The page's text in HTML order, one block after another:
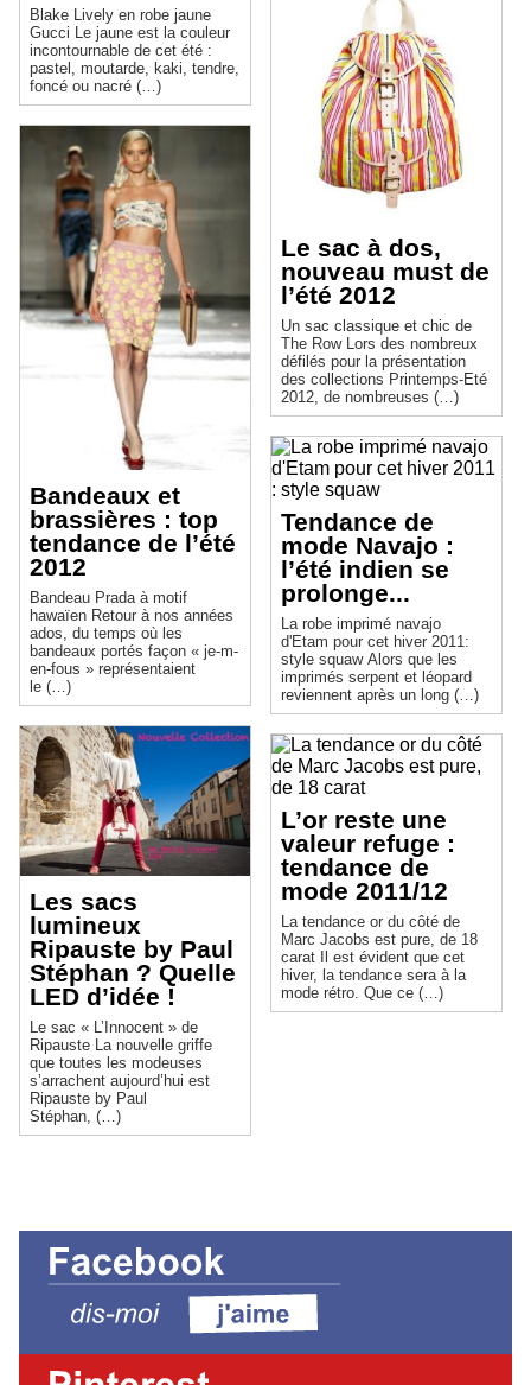
Blake Lively en robe jaune
Gucci Le jaune est la couleur
incontournable de cet été :
pastel, moutarde, kaki, tendre,
foncé ou nacré (…)
Bandeaux et
brassières : top
tendance de l’été
2012
Bandeau Prada à motif
hawaïen Retour à nos années
ados, du temps où les
bandeaux portés façon « je-m-
en-fous » représentaient
le (…)
Les sacs
lumineux
Ripauste by Paul
Stéphan ? Quelle
LED d’idée !
Le sac « L’Innocent » de
Ripauste La nouvelle griffe
que toutes les modeuses
s’arrachent aujourd’hui est
Ripauste by Paul
Stéphan, (…)
Le sac à dos,
nouveau must de
l’été 2012
Un sac classique et chic de
The Row Lors des nombreux
défilés pour la présentation
des collections Printemps-Eté
2012, de nombreuses (…)
Tendance de
mode Navajo :
l’été indien se
prolonge...
La robe imprimé navajo
d'Etam pour cet hiver 2011:
style squaw Alors que les
imprimés serpent et léopard
reviennent après un long (…)
L’or reste une
valeur refuge :
tendance de
mode 2011/12
La tendance or du côté de
Marc Jacobs est pure, de 18
carat Il est évident que cet
hiver, la tendance sera à la
mode rétro. Que ce (…)